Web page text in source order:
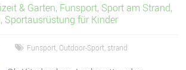
& Garten, Funsport, Sport am Strand,
, Sportausrüstung für Kinder
Funsport Outdoor-Sport strand